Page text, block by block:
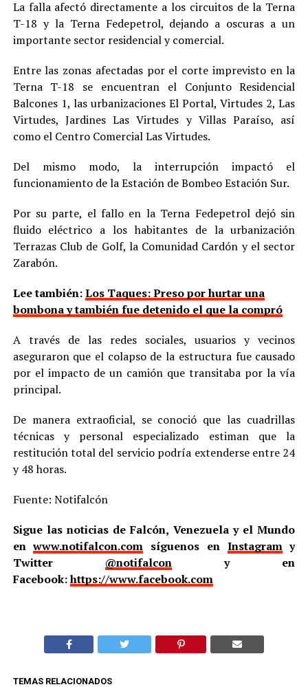
La falla afectó directamente a los circuitos de la Terna
T-18 y la Terna Fedepetrol, dejando a oscuras a un
importante sector residencial y comercial.
Entre las zonas afectadas por el corte imprevisto en la
Terna T-18 se encuentran el Conjunto Residencial
Balcones 1, las urbanizaciones El Portal, Virtudes 2, Las
Virtudes, Jardines Las Virtudes y Villas Paraíso, así
como el Centro Comercial Las Virtudes.
Del mismo modo, la interrupción impactó el
funcionamiento de la Estación de Bombeo Estación Sur.
Por su parte, el fallo en la Terna Fedepetrol dejó sin
fluido eléctrico a los habitantes de la urbanización
Terrazas Club de Golf, la Comunidad Cardón y el sector
Zarabón.
Lee también:Los Taques: Preso por hurtar una
bombona y también fue detenido el que la compró
A través de las redes sociales, usuarios y vecinos
aseguraron que el colapso de la estructura fue causado
por el impacto de un camión que transitaba por la vía
principal.
De manera extraoficial, se conoció que las cuadrillas
técnicas y personal especializado estiman que la
restitución total del servicio podría extenderse entre 24
y 48 horas.
Fuente: Notifalcón
Sigue las noticias de Falcón, Venezuela y el Mundo
enwww.notifalcon.com síguenos en Instagramy
Twitter @notifalcony en
Facebook:https://www.facebook.com
TEMAS RELACIONADOS